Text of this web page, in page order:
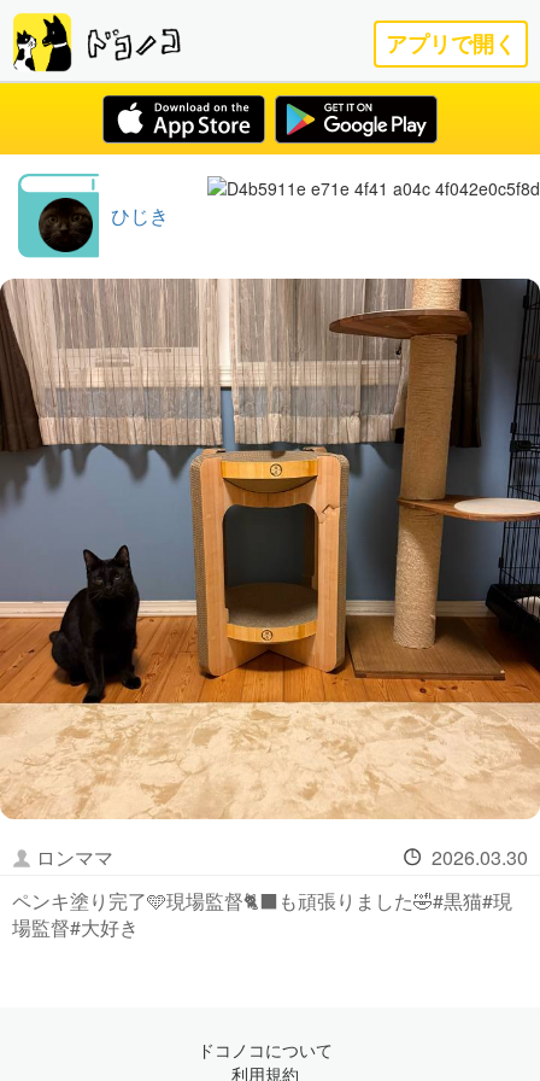
アプリで開く
ひじき
ロンママ
2026.03.30
ペンキ塗り完了🩵現場監督🐈‍⬛も頑張りました🤣#黒猫#現
場監督#大好き
ドコノコについて
利用規約